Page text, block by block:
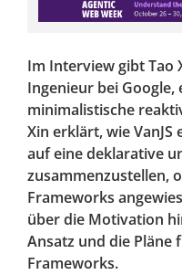
Im Interview gibt Tao
Ingenieur bei Google,
minimalistische
Xin erklärt, wie
auf eine deklarative
zusammenzustellen,
Frameworks
über die Motivation
Ansatz und die Pläne
Frameworks.